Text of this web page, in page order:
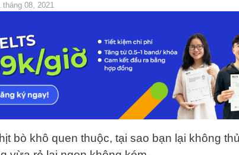
tháng 08, 2021
bò khô quen thuộc, tại sao bạn lại không